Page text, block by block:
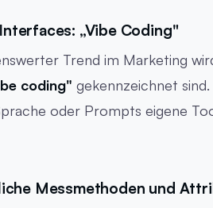
„Vibe Coding"
Trend im Marketing
coding" gekennzeichnet
oder Prompts eigene
Messmethoden und